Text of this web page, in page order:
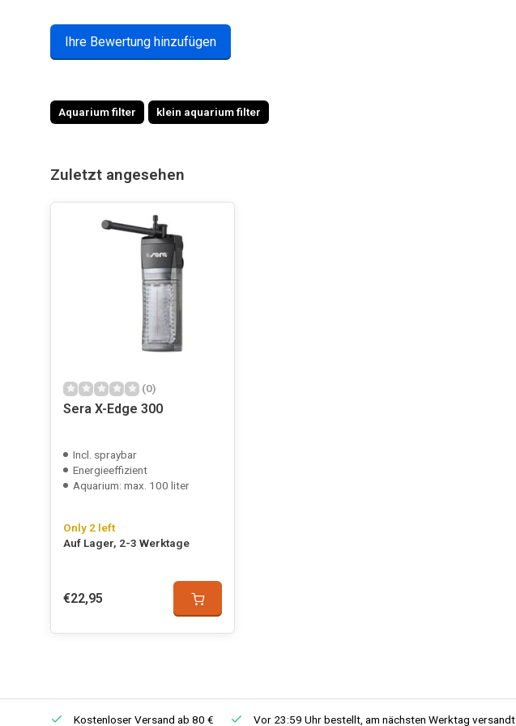
Ihre Bewertung hinzufügen
Aquarium filter klein aquarium filter
Zuletzt angesehen
(0)
Sera X-Edge 300
Incl. spraybar
Energieeffizient
Aquarium: max. 100 liter
Only 2 left
Auf Lager, 2-3 Werktage
€22,95
Kostenloser Versand ab 80 € Vor 23:59 Uhr bestellt, am nächsten Werktag versandt